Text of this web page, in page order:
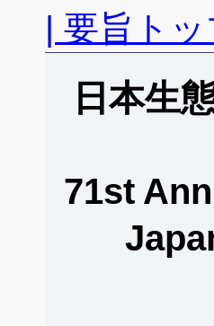
| 要旨ト
日本生
71st